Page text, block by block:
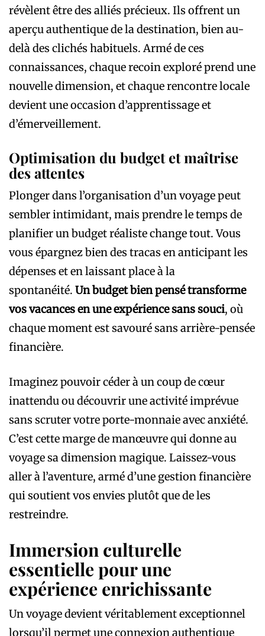
révèlent être des alliés précieux. Ils offrent un
aperçu authentique de la destination, bien au-
delà des clichés habituels. Armé de ces
connaissances, chaque recoin exploré prend une
nouvelle dimension, et chaque rencontre locale
devient une occasion d’apprentissage et
d’émerveillement.
Optimisation du budget et maîtrise
des attentes
Plonger dans l’organisation d’un voyage peut
sembler intimidant, mais prendre le temps de
planifier un budget réaliste change tout. Vous
vous épargnez bien des tracas en anticipant les
dépenses et en laissant place à la
spontanéité. Un budget bien pensé transforme
vos vacances en une expérience sans souci, où
chaque moment est savouré sans arrière-pensée
financière.
Imaginez pouvoir céder à un coup de cœur
inattendu ou découvrir une activité imprévue
sans scruter votre porte-monnaie avec anxiété.
C’est cette marge de manœuvre qui donne au
voyage sa dimension magique. Laissez-vous
aller à l’aventure, armé d’une gestion financière
qui soutient vos envies plutôt que de les
restreindre.
Immersion culturelle
essentielle pour une
expérience enrichissante
Un voyage devient véritablement exceptionnel
lorsqu’il permet une connexion authentique